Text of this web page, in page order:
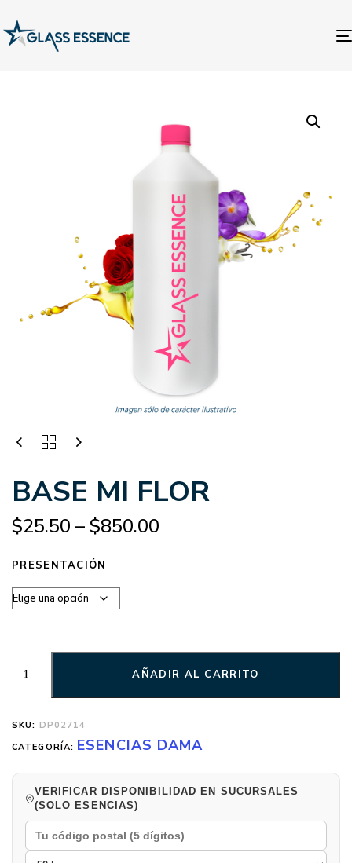
BASE MI FLOR
$25.50 –$850.00
PRESENTACIÓN
AÑADIR AL CARRITO
SKU: DP02714
CATEGORÍA: ESENCIAS DAMA
VERIFICAR DISPONIBILIDAD EN SUCURSALES
(SOLO ESENCIAS)